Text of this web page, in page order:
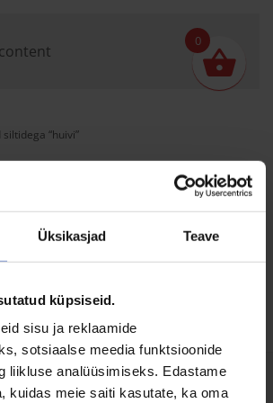
Üksikasjad Teave
küpsiseid.
sisu ja reklaamide
sotsiaalse meedia funktsioonide
liikluse analüüsimiseks. Edastame
kuidas meie saiti kasutate, ka oma
“huivi”
tooteid ei leidu.
0